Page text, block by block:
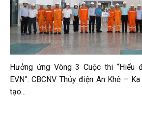
Hưởng ứng Vòng 3 Cuộc thi “Hiểu
EVN”: CBCNV Thủy điện An Khê –
tạo...